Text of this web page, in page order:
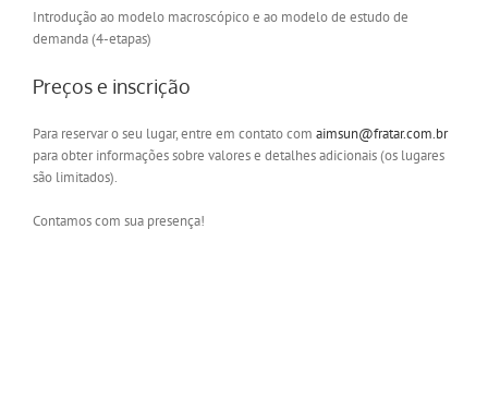
Introdução ao modelo macroscópico e ao modelo de estudo de
demanda (4-etapas)
Preços e inscrição
Para reservar o seu lugar, entre em contato com aimsun@fratar.com.br
para obter informações sobre valores e detalhes adicionais (os lugares
são limitados).
Contamos com sua presença!